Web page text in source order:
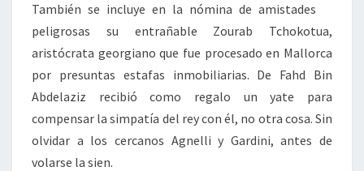
También se incluye en la nómina de amistades
peligrosas su entrañable Zourab Tchokotua,
aristócrata georgiano que fue procesado en Mallorca
por presuntas estafas inmobiliarias. De Fahd Bin
Abdelaziz recibió como regalo un yate para
compensar la simpatía del rey con él, no otra cosa. Sin
olvidar a los cercanos Agnelli y Gardini, antes de
volarse la sien.